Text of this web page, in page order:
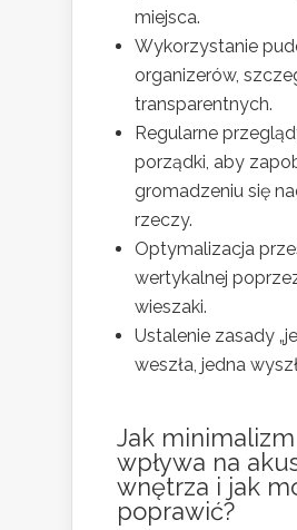
miejsca.
Wykorzystanie
organizerów,
transparentnych.
Regularne
porządki, aby
gromadzeniu się
rzeczy.
Optymalizacja
wertykalnej
wieszaki.
Ustalenie zasady
weszła, jedna
Jak minimalizm
wpływa na
wnętrza i jak
poprawić?